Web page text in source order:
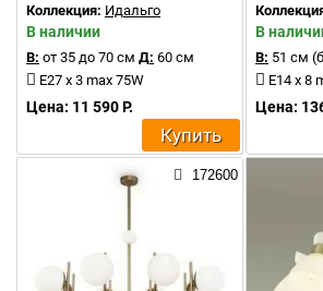
Коллекция: Идальго
В наличии
В: от 35 до 70 см Д: 60 см
E27 x 3 max 75W
Цена: 11 590 Р.
Купить
В
В: 51 см
E14 x 8
Цена:
172600